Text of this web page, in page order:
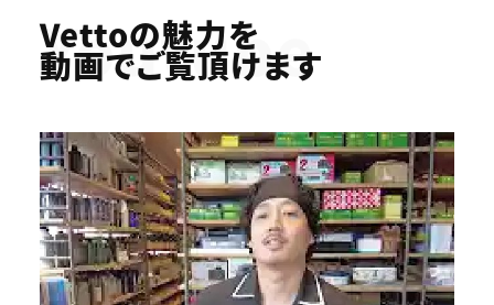
Youtube
Vettoの魅力を
動画でご覧頂けます